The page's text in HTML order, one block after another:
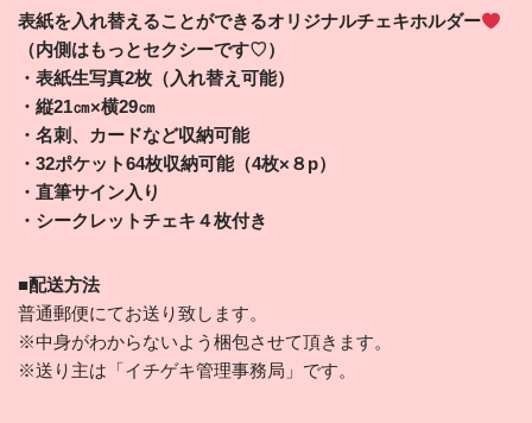
表紙を入れ替えることができるオリジナルチェキホルダー
（内側はもっとセクシーです♡）
・表紙生写真2枚（入れ替え可能）
・縦21㎝×横29㎝
・名刺、カードなど収納可能
・32ポケット64枚収納可能（4枚×８p）
・直筆サイン入り
・シークレットチェキ４枚付き
■配送方法
普通郵便にてお送り致します。
※中身がわからないよう梱包させて頂きます。
※送り主は「イチゲキ管理事務局」です。